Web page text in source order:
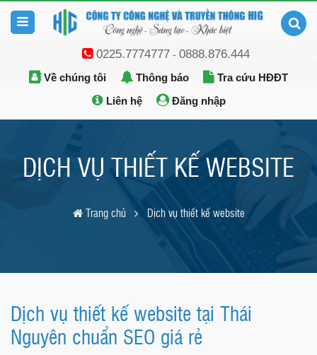
0225.7774777- 0888.876.444
Về chúng tôi Thông báo
Tra cứu HĐĐT
Liên hệ
Đăng nhập
DỊCH VỤ THIẾT KẾ WEBSITE
Trang chủ Dịch vụ thiết kế website
Dịch vụ thiết kế website tại Thái
Nguyên chuẩn SEO giá rẻ